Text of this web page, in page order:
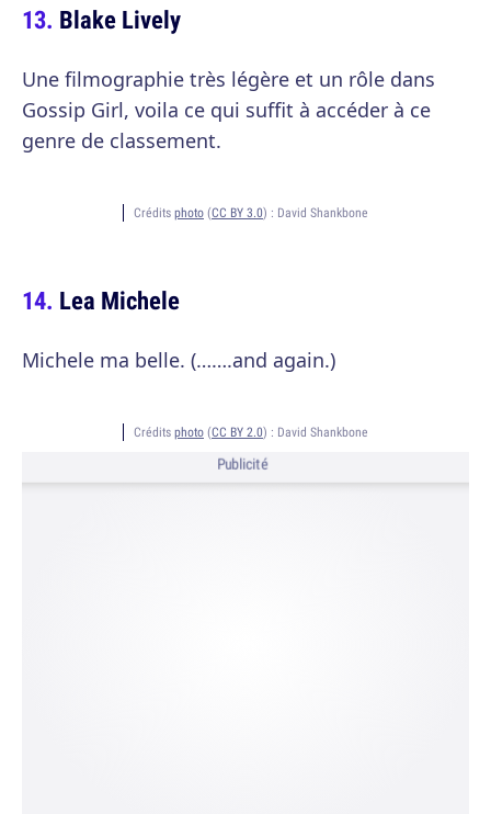
Blake Lively
Une filmographie très légère et un rôle dans
Gossip Girl, voila ce qui suffit à accéder à ce
genre de classement.
Crédits photo (CC BY 3.0) : David Shankbone
Lea Michele
Michele ma belle. (…….and again.)
Crédits photo (CC BY 2.0) : David Shankbone
Publicité